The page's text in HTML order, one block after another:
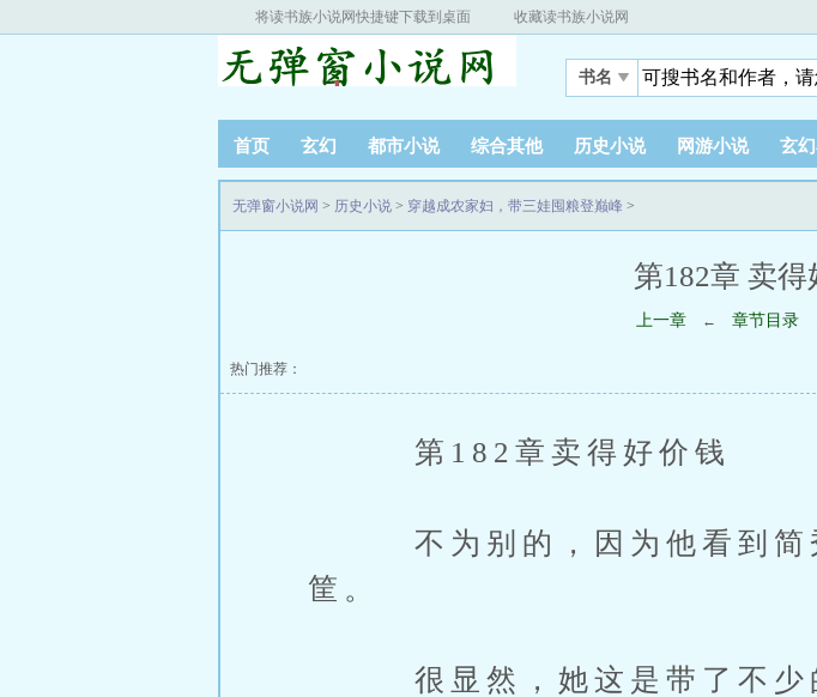
将读书族小说网快捷键下载到桌面 收藏读书族小说网
书名
首页 玄幻 都市小说 综合其他 历史小说 网游小说 玄
无弹窗小说网 > 历史小说 > 穿越成农家妇，带三娃囤粮登巅峰 >
第182章 卖得
上一章 ← 章节目录
热门推荐：
第182章卖得好价钱
不为别的，因为他看到简秀
筐。
很显然，她这是带了不少的